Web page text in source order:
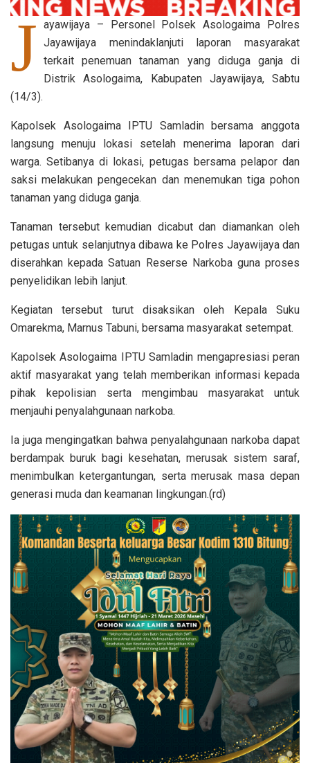
J ayawijaya – Personel Polsek Asologaima Polres
Jayawijaya menindaklanjuti laporan masyarakat
terkait penemuan tanaman yang diduga ganja di
Distrik Asologaima, Kabupaten Jayawijaya, Sabtu
(14/3).
Kapolsek Asologaima IPTU Samladin bersama anggota
langsung menuju lokasi setelah menerima laporan dari
warga. Setibanya di lokasi, petugas bersama pelapor dan
saksi melakukan pengecekan dan menemukan tiga pohon
tanaman yang diduga ganja.
Tanaman tersebut kemudian dicabut dan diamankan oleh
petugas untuk selanjutnya dibawa ke Polres Jayawijaya dan
diserahkan kepada Satuan Reserse Narkoba guna proses
penyelidikan lebih lanjut.
Kegiatan tersebut turut disaksikan oleh Kepala Suku
Omarekma, Marnus Tabuni, bersama masyarakat setempat.
Kapolsek Asologaima IPTU Samladin mengapresiasi peran
aktif masyarakat yang telah memberikan informasi kepada
pihak kepolisian serta mengimbau masyarakat untuk
menjauhi penyalahgunaan narkoba.
Ia juga mengingatkan bahwa penyalahgunaan narkoba dapat
berdampak buruk bagi kesehatan, merusak sistem saraf,
menimbulkan ketergantungan, serta merusak masa depan
generasi muda dan keamanan lingkungan.(rd)